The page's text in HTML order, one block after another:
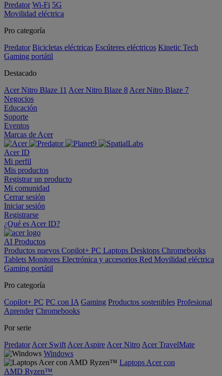
Predator Wi-Fi 5G
Movilidad eléctrica
Pro categoría
Predator Bicicletas eléctricas Escúteres eléctricos Kinetic Tech
Gaming portátil
Destacado
Acer Nitro Blaze 11 Acer Nitro Blaze 8 Acer Nitro Blaze 7
Negocios
Educación
Soporte
Eventos
Marcas de Acer
Acer ID
Mi perfil
Mis productos
Registrar un producto
Mi comunidad
Cerrar sesión
Iniciar sesión
Registrarse
¿Qué es Acer ID?
AI Productos
Productos nuevos Copilot+ PC Laptops Desktops Chromebooks
Tablets Monitores Electrónica y accesorios Red Movilidad eléctrica
Gaming portátil
Pro categoría
Copilot+ PC PC con IA Gaming Productos sostenibles Profesional
Aprender Chromebooks
Por serie
Predator Acer Swift Acer Aspire Acer Nitro Acer TravelMate
Windows
Laptops Acer con
AMD Ryzen™